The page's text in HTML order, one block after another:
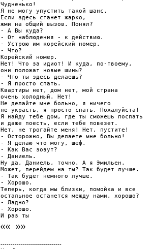
Чудненько!
Я не могу упустить такой шанс.
Если здесь станет жарко,
жми на общий вызов. Понял?
- А Вы куда?
- От наблюдения - к действию.
- Устрою им корейский номер.
- Что?
Корейский номер.
Нет! Что за идиот! И куда, по-твоему,
они положат новые шины?
- Что ты здесь делаешь?
- Я просто спать.
Квартиры нет, дом нет, мой страна
очень холодный. Нет!
Не делайте мне больно, я ничего
не украсть, я просто спать. Пожалуйста!
Я найду тебе дом, где ты сможешь поспать
и даже поесть, если тебе повезет.
Нет, не трогайте меня! Нет, пустите!
- Осторожно, Вы делаете мне больно!
- Я делаю что могу, шеф.
- Как Вас зовут?
- Даниель.
Ну да, Даниель, точно. А я Эмильен.
Может, перейдем на ты? Так будет лучше.
- Так будет немного лучше.
- Хорошо.
Теперь, когда мы близки, помойка и все
остальное останется между нами, хорошо?
- Ладно?
- Хорошо.
И раз ты
------------------------------